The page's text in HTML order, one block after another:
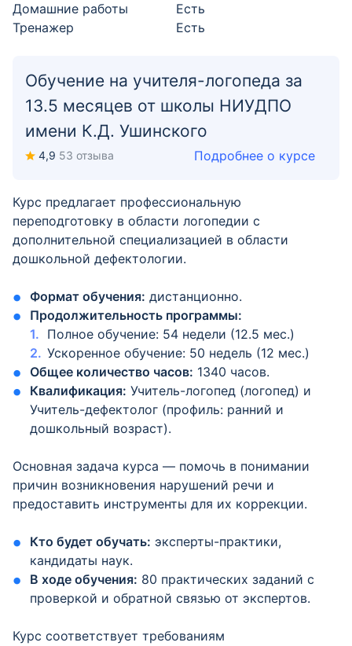
Домашние работы
Есть
Тренажер
Есть
Обучение на учителя-логопеда за
13.5 месяцев от школы НИУДПО
имени К.Д. Ушинского
4,9 53 отзыва Подробнее о курсе
Курс предлагает профессиональную
переподготовку в области логопедии с
дополнительной специализацией в области
дошкольной дефектологии.
Формат обучения: дистанционно.
Продолжительность программы:
Полное обучение: 54 недели (12.5 мес.)
Ускоренное обучение: 50 недель (12 мес.)
Общее количество часов: 1340 часов.
Квалификация: Учитель-логопед (логопед) и
Учитель-дефектолог (профиль: ранний и
дошкольный возраст).
Основная задача курса — помочь в понимании
причин возникновения нарушений речи и
предоставить инструменты для их коррекции.
Кто будет обучать: эксперты-практики,
кандидаты наук.
В ходе обучения: 80 практических заданий с
проверкой и обратной связью от экспертов.
Курс соответствует требованиям